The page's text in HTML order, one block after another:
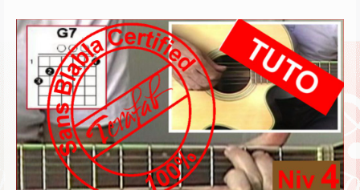
Redemption Song – Bob Marley
Niveau 4